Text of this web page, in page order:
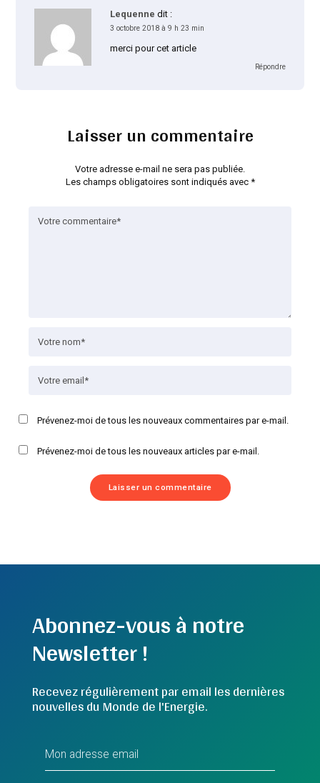
Lequenne dit :
3 octobre 2018 à 9 h 23 min
merci pour cet article
Répondre
Laisser un commentaire
Votre adresse e-mail ne sera pas publiée.
Les champs obligatoires sont indiqués avec *
Prévenez-moi de tous les nouveaux commentaires par e-mail.
Prévenez-moi de tous les nouveaux articles par e-mail.
Abonnez-vous à notre
Newsletter !
Recevez régulièrement par email les dernières
nouvelles du Monde de l'Energie.